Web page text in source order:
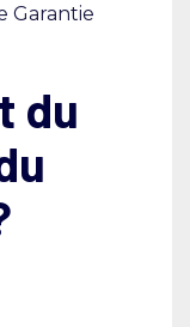
Garantie
du